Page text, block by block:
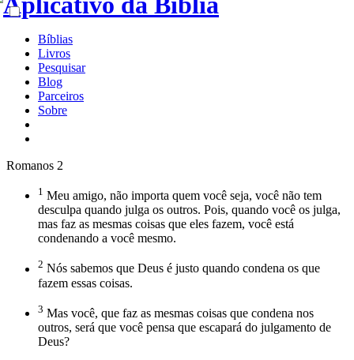
Bíblias
Livros
Pesquisar
Blog
Parceiros
Sobre
Romanos 2
1 Meu amigo, não importa quem você seja, você não tem
desculpa quando julga os outros. Pois, quando você os julga,
mas faz as mesmas coisas que eles fazem, você está
condenando a você mesmo.
2 Nós sabemos que Deus é justo quando condena os que
fazem essas coisas.
3 Mas você, que faz as mesmas coisas que condena nos
outros, será que você pensa que escapará do julgamento de
Deus?